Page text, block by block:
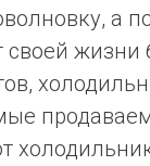
а
своей жизни